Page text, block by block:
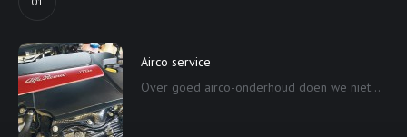
Airco service
Over goed airco-onderhoud doen we niet...